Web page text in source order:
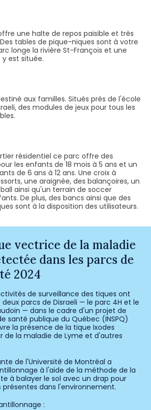
une halte de repos paisible et très
tables de pique-niques sont à votre
longe la rivière St-François et une
est située.
aux familles. Situés près de l'école
des modules de jeux pour tous les
résidentiel ce parc offre des
les enfants de 18 mois à 5 ans et un
de 6 ans à 12 ans. Une croix à
une araignée, des balançoires, un
ainsi qu'un terrain de soccer
De plus, des bancs ainsi que des
sont à la disposition des utilisateurs.
vectrice de la maladie
dans les parcs de
2024
de surveillance des tiques ont
parcs de Disraeli — le parc 4H et le
— dans le cadre d'un projet de
santé publique du Québec (INSPQ)
la présence de la tique Ixodes
de la maladie de Lyme et d'autres
de l'Université de Montréal a
à l'aide de la méthode de la
à balayer le sol avec un drap pour
présentes dans l'environnement.
: